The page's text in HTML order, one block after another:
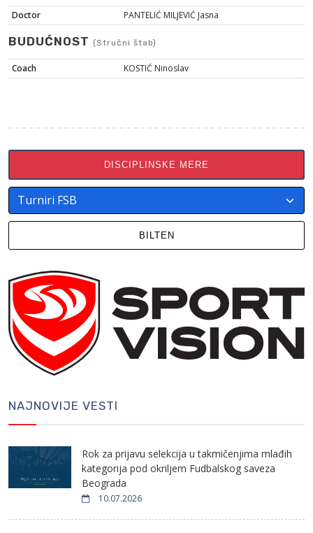
Doctor
PANTELIĆ MILJEVIĆ Jasna
BUDUĆNOST (Stručni štab)
Coach KOSTIĆ Ninoslav
DISCIPLINSKE MERE
BILTEN
NAJNOVIJE VESTI
Rok za prijavu selekcija u takmičenjima mlađih
kategorija pod okriljem Fudbalskog saveza
Beograda
10.07.2026